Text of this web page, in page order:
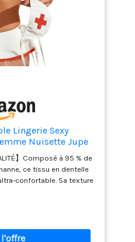
les nuits de noces, les
et les séances photo. Il
les fêtes comme la Saint-
et Noël. 【💖💖
】1 Père Noël chemise de
femme, 1 Père Noël tablier
n'hésitez pas à nous
sous 24 heures.
Lingerie Sexy
Nuisette Jupe
Tenue Mode
Rôle Avec Motifs
Fête Pyjama
Père Noël
】Composé à 95 % de
ce tissu en dentelle
confortable. Sa texture
pour s'adapter à